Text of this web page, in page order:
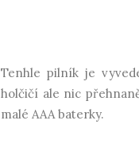
Tenhle pilník je
holčičí ale nic
malé AAA baterky.